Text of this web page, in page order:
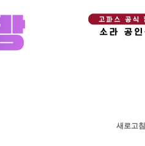
새로고침